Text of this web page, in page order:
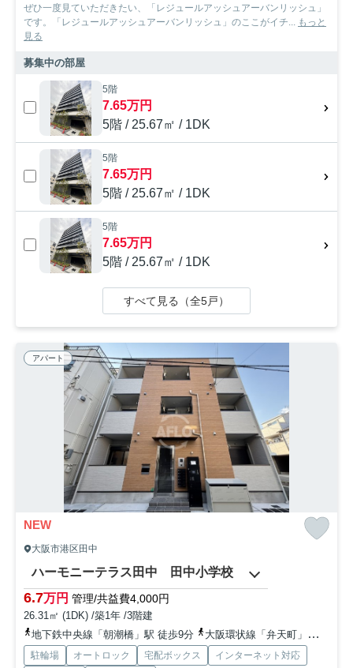
ぜひ一度見ていただきたい、「レジュールアッシュアーバンリッシュ」
です。「レジュールアッシュアーバンリッシュ」のここがイチ...
もっと
見る
募集中の部屋
5階
7.65万円
5階 / 25.67㎡ / 1DK
5階
7.65万円
5階 / 25.67㎡ / 1DK
5階
7.65万円
5階 / 25.67㎡ / 1DK
すべて見る（全5戸）
アパート
NEW
大阪市港区田中
ハーモニーテラス田中 田中小学校
6.7万円 管理/共益費4,000円
26.31㎡ (1DK) /築1年 /3階建
地下鉄中央線「朝潮橋」駅 徒歩9分
大阪環状線「弁天町」駅 徒歩15分
駐輪場 オートロック 宅配ボックス
インターネット対応